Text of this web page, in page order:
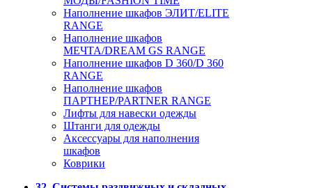
Наполнение шкафов ЭЛИТ/ELITE
RANGE
Наполнение шкафов
МЕЧТА/DREAM GS RANGE
Наполнение шкафов D 360/D 360
RANGE
Наполнение шкафов
ПАРТНЕР/PARTNER RANGE
Лифты для навески одежды
Штанги для одежды
Аксессуары для наполнения
шкафов
Коврики